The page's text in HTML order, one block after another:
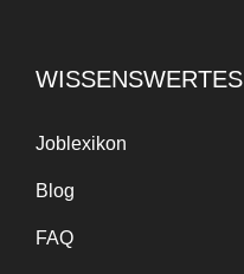
WISSENSWERTES
Joblexikon
Blog
FAQ